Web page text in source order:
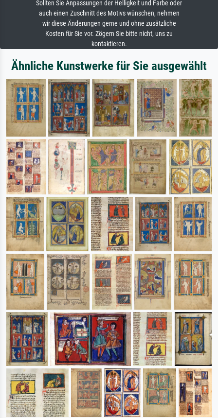
Sollten Sie Anpassungen der Helligkeit und Farbe oder
auch einen Zuschnitt des Motivs wünschen, nehmen
wir diese Änderungen gerne und ohne zusätzliche
Kosten für Sie vor. Zögern Sie bitte nicht, uns zu
kontaktieren.
Ähnliche Kunstwerke für Sie ausgewählt